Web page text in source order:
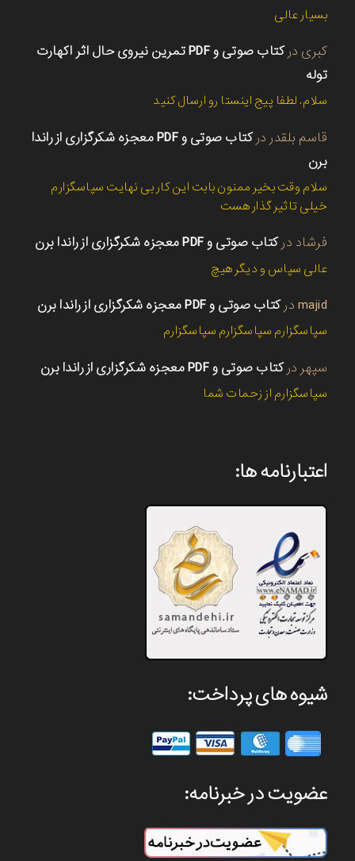
بسیار عالی
کبری در
کتاب صوتی و PDF تمرین نیروی حال اثر اکهارت
توله
سلام. لطفا پیج اینستا رو ارسال کنید
قاسم بلقدر در
کتاب صوتی و PDF معجزه شکرگزاری از راندا
برن
سلام وقت بخیر ممنون بابت این کار بی نهایت سپاسگزارم
خیلی تاثیر گذار هست
فرشاد درکتاب صوتی و PDF معجزه شکرگزاری از راندا برن
عالی سپاس و دیگر هیچ
majid درکتاب صوتی و PDF معجزه شکرگزاری از راندا برن
سپاسگزارم سپاسگزارم سپاسگزارم
سپهر درکتاب صوتی و PDF معجزه شکرگزاری از راندا برن
سپاسگزارم از زحمات شما
اعتبارنامه ها:
شیوه های پرداخت:
عضویت در خبرنامه: